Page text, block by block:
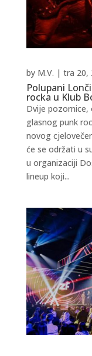
Polupani
rocka u Klub
by M.V. | tra 20,
Dvije pozornice,
glasnog punk
novog
će se održati u
u organizaciji
lineup koji...